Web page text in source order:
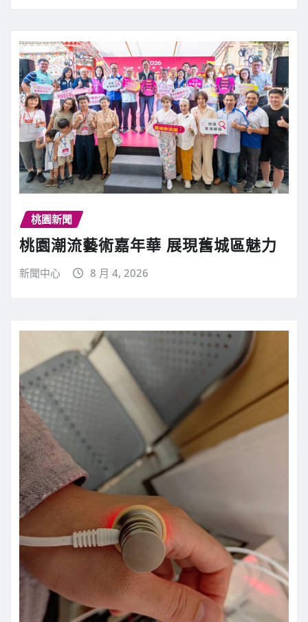
桃園新聞
桃園潮流藝術嘉年華 展現舊城區魅力
新聞中心 8 月 4, 2026